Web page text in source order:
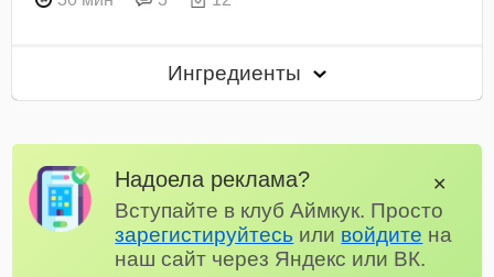
Ингредиенты
Надоела реклама?
Вступайте в клуб Аймкук. Просто
зарегистируйтесь или войдите на
наш сайт через Яндекс или ВК.
✕